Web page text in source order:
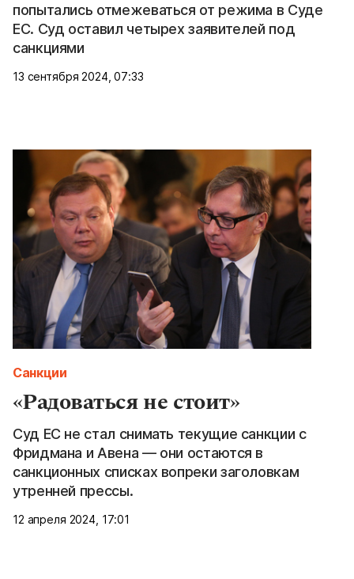
попытались отмежеваться от режима в Суде
ЕС. Суд оставил четырех заявителей под
санкциями
13 сентября 2024, 07:33
Санкции
«Радоваться не стоит»
Суд ЕС не стал снимать текущие санкции с
Фридмана и Авена — они остаются в
санкционных списках вопреки заголовкам
утренней прессы.
12 апреля 2024, 17:01